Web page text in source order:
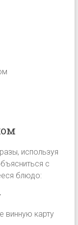
используя
с
блюдо:
винную карту